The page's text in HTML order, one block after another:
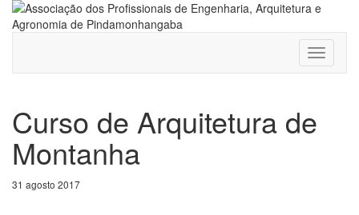
Toggle
Curso de Arquitetura de
Montanha
31 agosto 2017